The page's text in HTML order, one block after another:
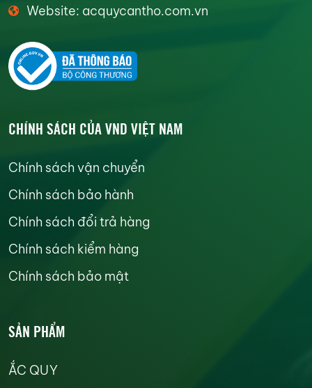
Website: acquycantho.com.vn
CHÍNH SÁCH CỦA VND VIỆT NAM
Chính sách vận chuyển
Chính sách bảo hành
Chính sách đổi trả hàng
Chính sách kiểm hàng
Chính sách bảo mật
SẢN PHẨM
ẮC QUY